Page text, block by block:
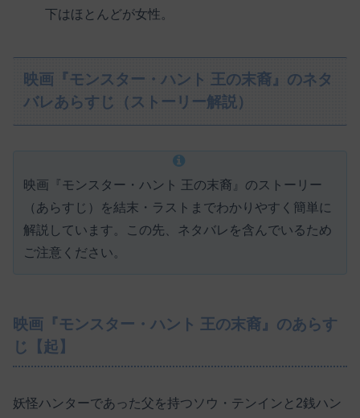
下はほとんどが女性。
映画『モンスター・ハント 王の末裔』のネタ
バレあらすじ（ストーリー解説）
映画『モンスター・ハント 王の末裔』のストーリー
（あらすじ）を結末・ラストまでわかりやすく簡単に
解説しています。この先、ネタバレを含んでいるため
ご注意ください。
映画『モンスター・ハント 王の末裔』のあらす
じ【起】
妖怪ハンターであった父を持つソウ・テンインと2銭ハン